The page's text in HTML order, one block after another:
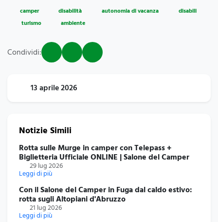
camper disabilità autonomia di vacanza
disabili
turismo
ambiente
Condividi:
13 aprile 2026
Notizie Simili
Rotta sulle Murge in camper con Telepass +
Biglietteria Ufficiale ONLINE | Salone del Camper
29 lug 2026
Leggi di più
Con il Salone del Camper in Fuga dal caldo estivo:
rotta sugli Altopiani d'Abruzzo
21 lug 2026
Leggi di più